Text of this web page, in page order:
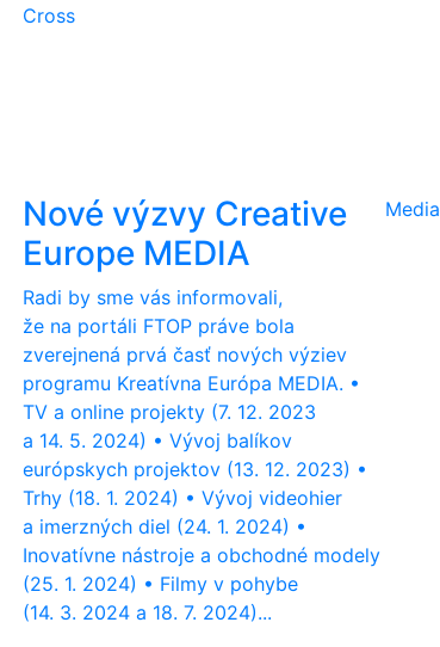
Cross
Nové výzvy Creative
Europe MEDIA
Radi by sme vás informovali,
že na portáli FTOP práve bola
zverejnená prvá časť nových výziev
programu Kreatívna Európa MEDIA. •
TV a online projekty (7. 12. 2023
a 14. 5. 2024) • Vývoj balíkov
európskych projektov (13. 12. 2023) •
Trhy (18. 1. 2024) • Vývoj videohier
a imerzných diel (24. 1. 2024) •
Inovatívne nástroje a obchodné modely
(25. 1. 2024) • Filmy v pohybe
(14. 3. 2024 a 18. 7. 2024)...
Media